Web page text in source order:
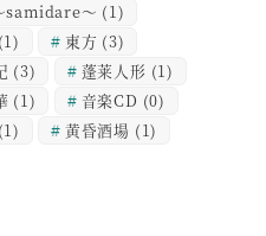
samidare～ (1)
(1) 東方 (3)
(3) 蓬莱人形 (1)
(1) 音楽CD (0)
(1) 黄昏酒場 (1)